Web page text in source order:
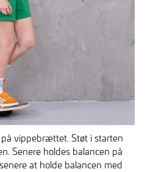
vippebrættet. Støt i starten
Senere holdes balancen på
at holde balancen med